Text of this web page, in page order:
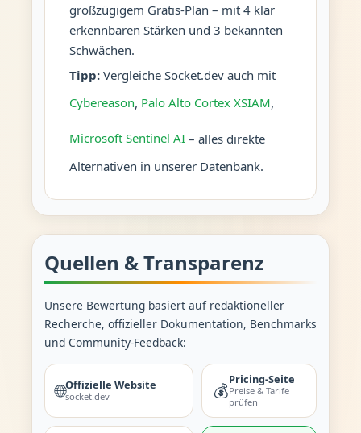
großzügigem Gratis-Plan – mit 4 klar
erkennbaren Stärken und 3 bekannten
Schwächen.
Tipp:Vergleiche Socket.dev auch mit
Cybereason, Palo Alto Cortex XSIAM,
Microsoft Sentinel AI– alles direkte
Alternativen in unserer Datenbank.
Quellen & Transparenz
Unsere Bewertung basiert auf redaktioneller
Recherche, offizieller Dokumentation, Benchmarks
und Community-Feedback:
🌐Offizielle Website
socket.dev 💰
Pricing-Seite
Preise & Tarife
prüfen